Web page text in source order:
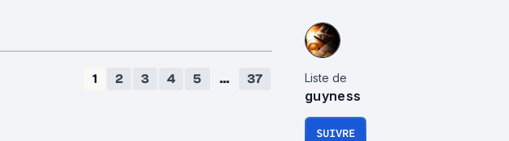
1 2 3 4 5 ... 37 Liste de
guyness
SUIVRE